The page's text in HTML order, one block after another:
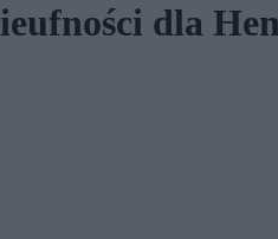
dla